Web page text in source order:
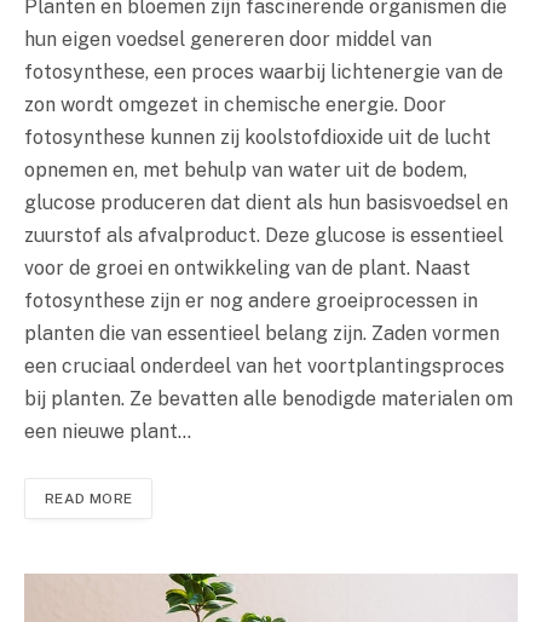
Planten en bloemen zijn fascinerende organismen die
hun eigen voedsel genereren door middel van
fotosynthese, een proces waarbij lichtenergie van de
zon wordt omgezet in chemische energie. Door
fotosynthese kunnen zij koolstofdioxide uit de lucht
opnemen en, met behulp van water uit de bodem,
glucose produceren dat dient als hun basisvoedsel en
zuurstof als afvalproduct. Deze glucose is essentieel
voor de groei en ontwikkeling van de plant. Naast
fotosynthese zijn er nog andere groeiprocessen in
planten die van essentieel belang zijn. Zaden vormen
een cruciaal onderdeel van het voortplantingsproces
bij planten. Ze bevatten alle benodigde materialen om
een nieuwe plant…
READ MORE